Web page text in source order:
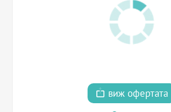
виж офертата